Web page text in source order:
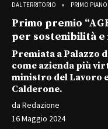
DAL TERRITORIO PRIMO PIANO
Primo premio
per sostenibilità e
Premiata a Palazzo
come azienda più
ministro del Lavoro
Calderone.
da Redazione
16 Maggio 2024